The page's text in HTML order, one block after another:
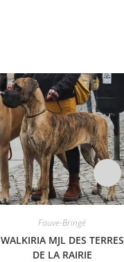
Fauve-Bringé
WALKIRIA MJL DES TERRES
DE LA RAIRIE